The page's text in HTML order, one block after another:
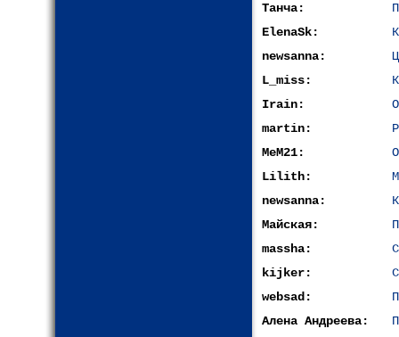
Танча:
ElenaSk:
newsanna:
L_miss:
Irain:
martin:
MeM21:
Lilith:
newsanna:
Майская:
massha:
kijkеr:
websad:
Алена Андреева: